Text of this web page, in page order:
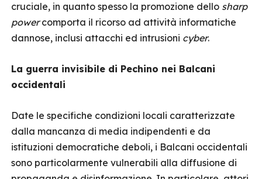
cruciale, in quanto spesso la promozione dello sharp
powercomporta il ricorso ad attività informatiche
dannose, inclusi attacchi ed intrusioni cyber.
La guerra invisibile di Pechino nei Balcani
occidentali
Date le specifiche condizioni locali caratterizzate
dalla mancanza di media indipendenti e da
istituzioni democratiche deboli, i Balcani occidentali
sono particolarmente vulnerabili alla diffusione di